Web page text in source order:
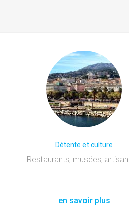
Détente et culture
Restaurants, musées,
en savoir plus